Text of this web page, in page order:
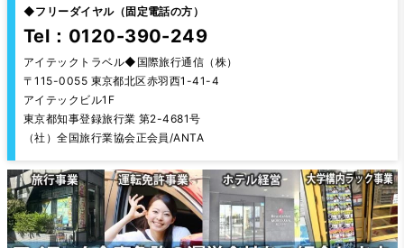
◆フリーダイヤル（固定電話の方）
Tel：0120-390-249
アイテックトラベル◆国際旅行通信（株）
〒115-0055 東京都北区赤羽西1-41-4
アイテックビル1F
東京都知事登録旅行業 第2-4681号
（社）全国旅行業協会正会員/ANTA